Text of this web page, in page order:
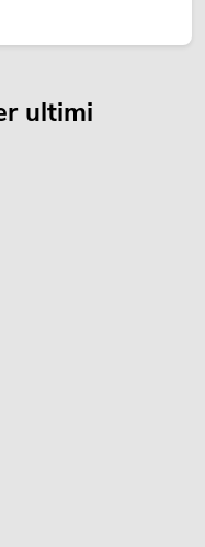
ultimi